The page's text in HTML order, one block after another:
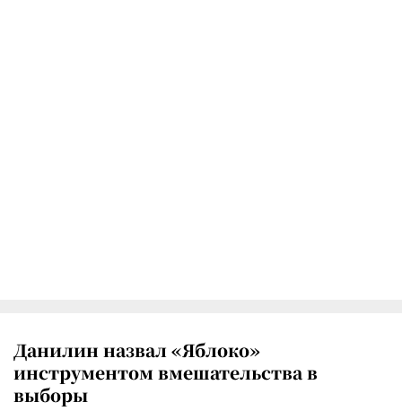
Данилин назвал «Яблоко»
инструментом вмешательства в
выборы